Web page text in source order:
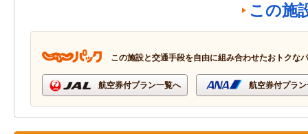
この施
この施設と交通手段を自由に組み合わせたおトクな
航空券付プラン一覧へ 航空券付プラ